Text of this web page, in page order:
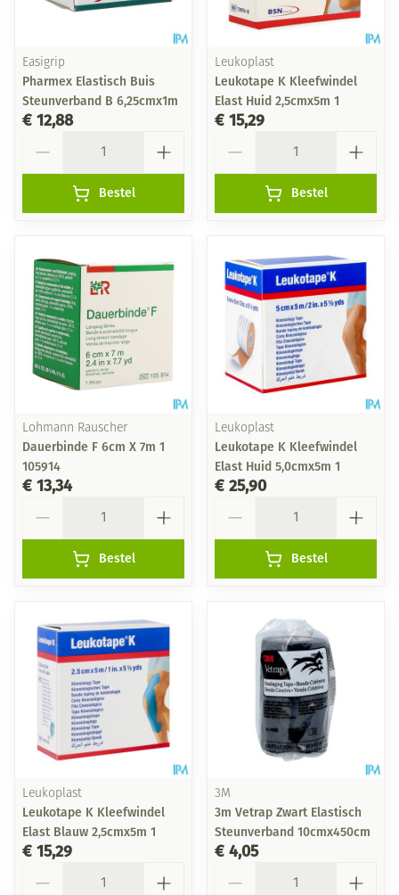
Easigrip
Pharmex Elastisch Buis
Steunverband B 6,25cmx1m
€ 12,88
Bestel
Leukoplast
Leukotape K Kleefwindel
Elast Huid 2,5cmx5m 1
€ 15,29
Bestel
Lohmann Rauscher
Dauerbinde F 6cm X 7m 1
105914
€ 13,34
Bestel
Leukoplast
Leukotape K Kleefwindel
Elast Huid 5,0cmx5m 1
€ 25,90
Bestel
Leukoplast
Leukotape K Kleefwindel
Elast Blauw 2,5cmx5m 1
€ 15,29
3M
3m Vetrap Zwart Elastisch
Steunverband 10cmx450cm
€ 4,05